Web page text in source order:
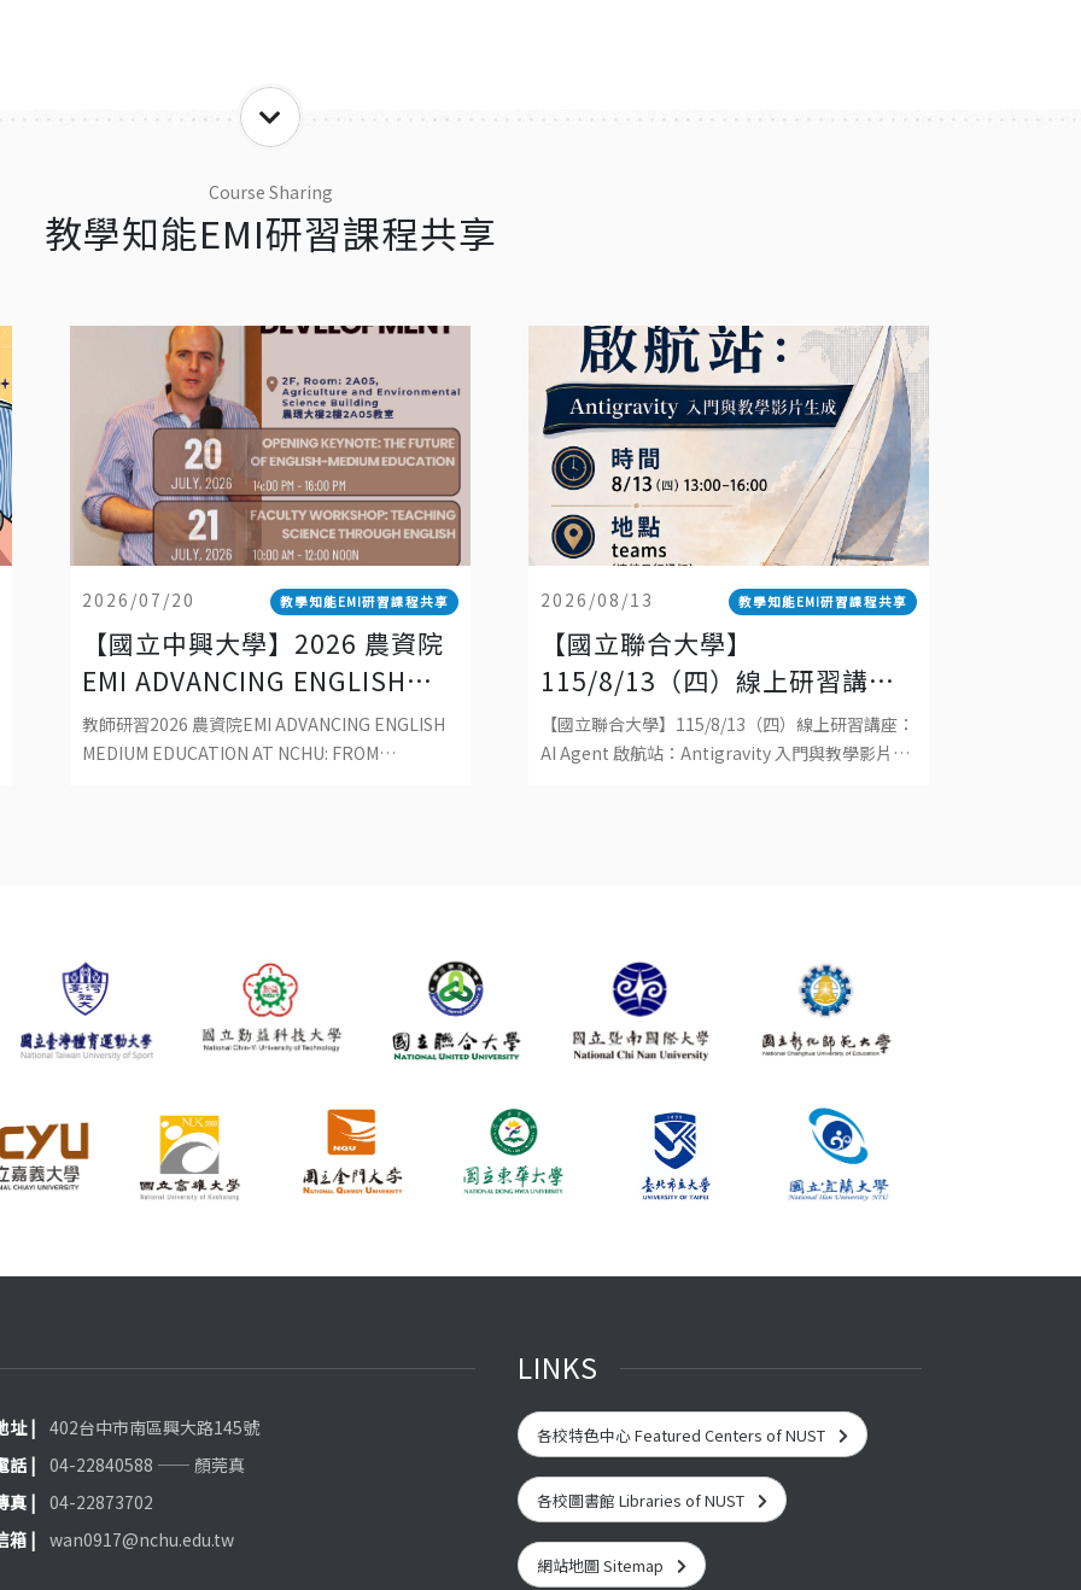
Course Sharing
教學知能EMI研習課程共享
2026/07/20 教學知能EMI研習課程共享
【國立中興大學】2026 農資院
EMI ADVANCING ENGLISH
MEDIUM EDUCATION AT
NCHU: FROM CLASSROOM
教師研習2026 農資院EMI ADVANCING ENGLISH
MEDIUM EDUCATION AT NCHU: FROM
2026/08/13 教學知能EMI研習課程共享
【國立聯合大學】
115/8/13（四）線上研習講
座：AI AGENT 啟航站：
ANTIGRAVITY 入門與教學影片
【國立聯合大學】115/8/13（四）線上研習講座：
AI Agent 啟航站：Antigravity 入門與教學影片生
址 | 402台中市南區興大路145號
話 | 04-22840588 —— 顏莞真
真 | 04-22873702
箱 | wan0917@nchu.edu.tw
LINKS
各校特色中心 Featured Centers of NUST
各校圖書館 Libraries of NUST
網站地圖 Sitemap